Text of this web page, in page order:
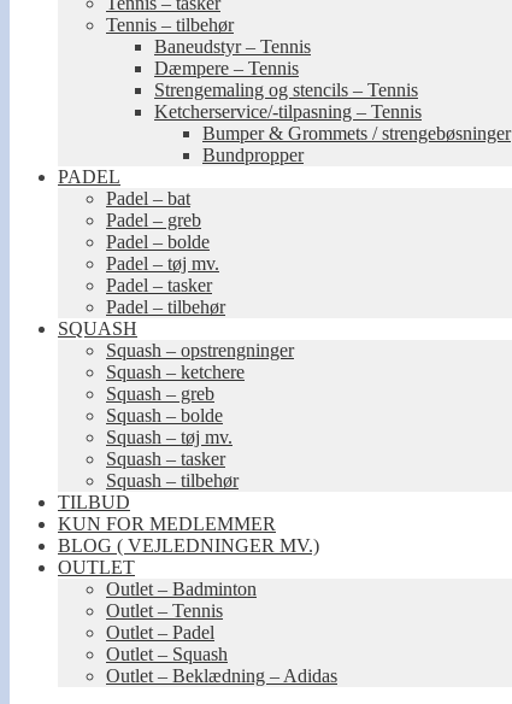
Tennis – tilbehør
Baneudstyr – Tennis
Dæmpere – Tennis
Strengemaling og stencils – Tennis
Ketcherservice/-tilpasning – Tennis
Bumper & Grommets / strengebøsninger
Bundpropper
PADEL
Padel – bat
Padel – greb
Padel – bolde
Padel – tøj mv.
Padel – tasker
Padel – tilbehør
SQUASH
Squash – opstrengninger
Squash – ketchere
Squash – greb
Squash – bolde
Squash – tøj mv.
Squash – tasker
Squash – tilbehør
TILBUD
KUN FOR MEDLEMMER
BLOG ( VEJLEDNINGER MV.)
OUTLET
Outlet – Badminton
Outlet – Tennis
Outlet – Padel
Outlet – Squash
Outlet – Beklædning – Adidas